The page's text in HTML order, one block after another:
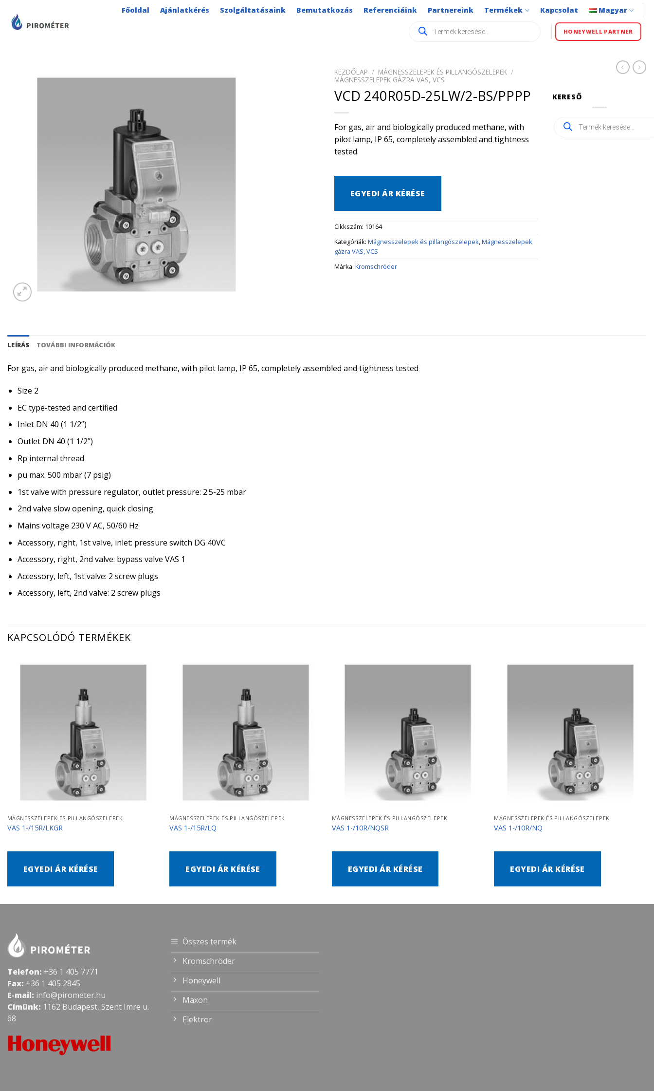
content
Főoldal Ajánlatkérés Szolgáltatásaink Bemutatkozás Referenciáink Partnereink Termékek Kapcsolat Magyar
search HONEYWELL PARTNER
KEZDŐLAP / MÁGNESSZELEPEK ÉS PILLANGÓSZELEPEK /
MÁGNESSZELEPEK GÁZRA VAS, VCS
VCD 240R05D-25LW/2-BS/PPPP
For gas, air and biologically produced methane, with
pilot lamp, IP 65, completely assembled and tightness
tested
EGYEDI ÁR KÉRÉSE
Cikkszám: 10164
Kategóriák: Mágnesszelepek és pillangószelepek Mágnesszelepek
gázra VAS, VCS
Márka: Kromschröder
KERESŐ
Products
search
LEÍRÁS TOVÁBBI INFORMÁCIÓK
For gas, air and biologically produced methane, with pilot lamp, IP 65, completely assembled and tightness tested
Size 2
EC type-tested and certified
Inlet DN 40 (1 1/2”)
Outlet DN 40 (1 1/2”)
Rp internal thread
pu max. 500 mbar (7 psig)
1st valve with pressure regulator, outlet pressure: 2.5-25 mbar
2nd valve slow opening, quick closing
Mains voltage 230 V AC, 50/60 Hz
Accessory, right, 1st valve, inlet: pressure switch DG 40VC
Accessory, right, 2nd valve: bypass valve VAS 1
Accessory, left, 1st valve: 2 screw plugs
Accessory, left, 2nd valve: 2 screw plugs
KAPCSOLÓDÓ TERMÉKEK
MÁGNESSZELEPEK ÉS PILLANGÓSZELEPEK
VAS 1-/15R/LKGR
EGYEDI ÁR KÉRÉSE
MÁGNESSZELEPEK ÉS PILLANGÓSZELEPEK
VAS 1-/15R/LQ
EGYEDI ÁR KÉRÉSE
MÁGNESSZELEPEK ÉS PILLANGÓSZELEPEK
VAS 1-/10R/NQSR
EGYEDI ÁR KÉRÉSE
MÁGNESSZELEPEK ÉS PILLANGÓSZELEPEK
VAS 1-/10R/NQ
EGYEDI ÁR KÉRÉSE
Telefon: +36 1 405 7771
Fax: +36 1 405 2845
E-mail: info@pirometer.hu
Címünk: 1162 Budapest, Szent Imre u.
68
Összes termék
Kromschröder
Honeywell
Maxon
Elektror